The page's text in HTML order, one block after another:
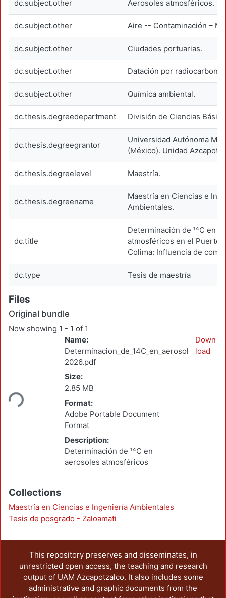
dc.subject.other Aerosoles atmosféricos.
dc.subject.other Aire -- Contaminación –
dc.subject.other Ciudades portuarias.
dc.subject.other Datación por radiocarbono.
dc.subject.other Química ambiental.
dc.thesis.degreedepartment División de Ciencias
dc.thesis.degreegrantor
Universidad Autónoma
(México). Unidad
dc.thesis.degreelevel Maestría.
dc.thesis.degreename
Maestría en Ciencias e
Ambientales.
dc.title
Determinación de ¹⁴C en
atmosféricos en el Puerto
Colima: Influencia de
dc.type Tesis de maestría
Files
Original bundle
Now showing 1 - 1 of 1
Loading...
Name:
2026.pdf
Size:
2.85 MB
Format:
Adobe Portable Document
Format
Description:
Determinación de ¹⁴C en
aerosoles atmosféricos
Down
load
Collections
Maestría en Ciencias e Ingeniería Ambientales
Tesis de posgrado - Zaloamati
This repository preserves and disseminates, in
unrestricted open access, the teaching and research
output of UAM Azcapotzalco. It also includes some
administrative and graphic documents from the